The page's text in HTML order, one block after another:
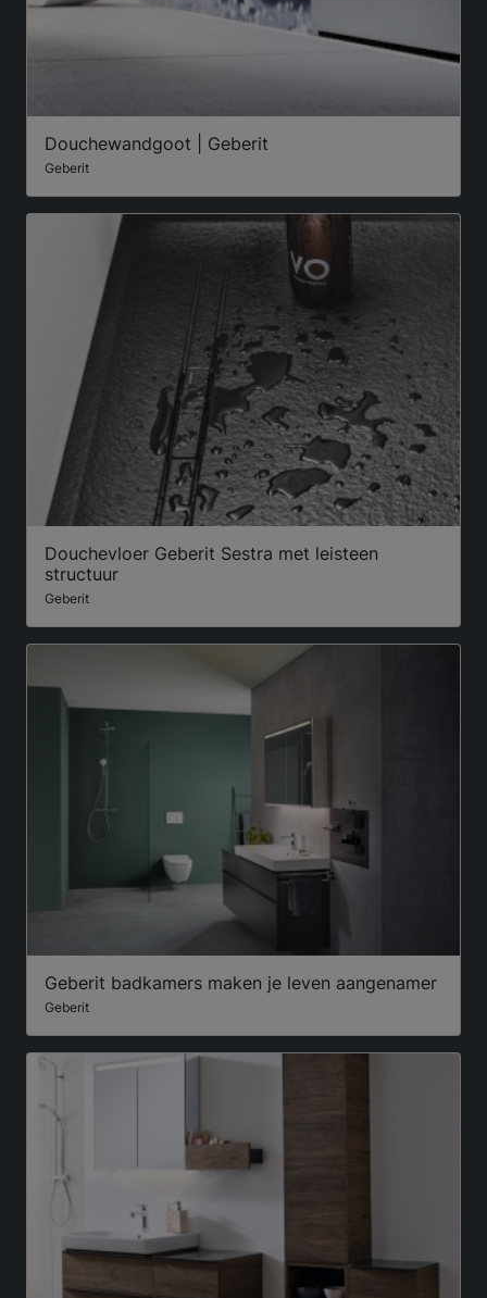
Douchewandgoot | Geberit
Geberit
Douchevloer Geberit Sestra met leisteen
structuur
Geberit
Geberit badkamers maken je leven aangenamer
Geberit